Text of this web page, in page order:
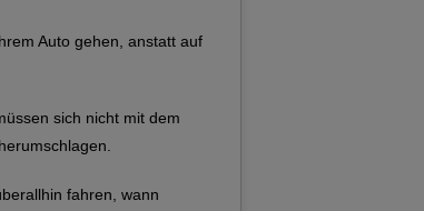
Auto gehen, anstatt auf
sich nicht mit dem
fahren, wann